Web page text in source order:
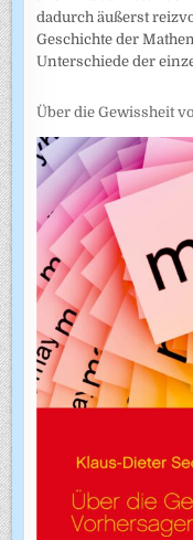
dadurch äußerst
Geschichte der
Unterschiede der
Über die Gewissheit